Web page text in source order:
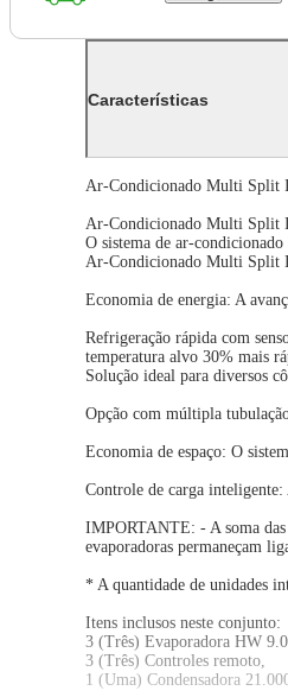
Características
Ar-Condicionado Multi Split
Ar-Condicionado Multi Split
O sistema de ar-
Ar-Condicionado Multi Split
Economia de energia: A
Refrigeração rápida com
temperatura alvo 30% mais
Solução ideal para diversos
Opção com múltipla
Economia de espaço: O
Controle de carga inteligente:
IMPORTANTE: - A soma das
evaporadoras permaneçam
* A quantidade de unidades
Itens inclusos neste conjunto:
3 (Três) Evaporadora HW
3 (Três) Controles remoto,
1 (Uma) Condensadora